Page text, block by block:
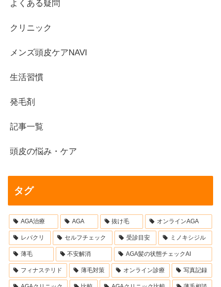
よくある疑問
クリニック
メンズ頭皮ケアNAVI
生活習慣
発毛剤
記事一覧
頭皮の悩み・ケア
タグ
AGA治療 AGA 抜け毛 オンラインAGA
レバクリ セルフチェック 受診目安 ミノキシジル
薄毛 不安解消 AGA髪の状態チェックAI
フィナステリド 薄毛対策 オンライン診療 写真記録